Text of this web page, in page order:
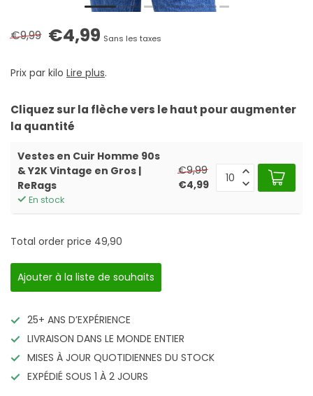
€9,99 €4,99 Sans les taxes
Prix par kilo Lire plus.
Cliquez sur la flèche vers le haut pour augmenter
la quantité
Vestes en Cuir Homme 90s
& Y2K Vintage en Gros |
ReRags
En stock
€9,99
€4,99
Total order price 49,90
Ajouter à la liste de souhaits
25+ ANS D’EXPÉRIENCE
LIVRAISON DANS LE MONDE ENTIER
MISES À JOUR QUOTIDIENNES DU STOCK
EXPÉDIÉ SOUS 1 À 2 JOURS